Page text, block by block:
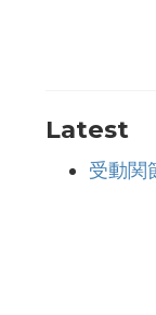
Latest
受動関